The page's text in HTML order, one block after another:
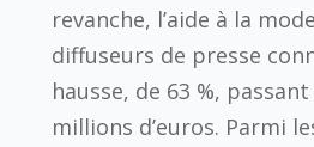
revanche, l’aide à la
diffuseurs de presse
hausse, de 63 %,
millions d’euros. Parmi